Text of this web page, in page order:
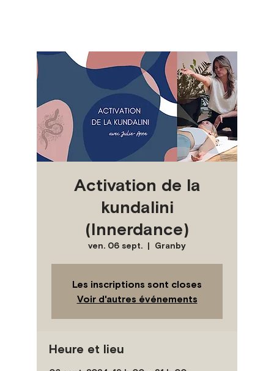
Activation de la
kundalini
(Innerdance)
ven. 06 sept.
  |
Granby
Les inscriptions sont closes
Voir d'autres événements
Heure et lieu